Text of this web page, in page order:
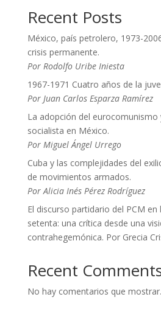
Recent Posts
México, país petrolero, 1973-
crisis permanente.
Por Rodolfo Uribe Iniesta
1967-1971 Cuatro años de la
Por Juan Carlos Esparza Ramírez
La adopción del eurocomunismo
socialista en México.
Por Miguel Ángel Urrego
Cuba y las complejidades del
de movimientos armados.
Por Alicia Inés Pérez Rodríguez
El discurso partidario del PCM en
setenta: una crítica desde una
contrahegemónica. Por Grecia
Recent
No hay comentarios que mostrar.